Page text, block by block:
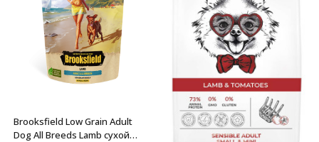
Brooksfield Low Grain Adult
Dog All Breeds Lamb сухой